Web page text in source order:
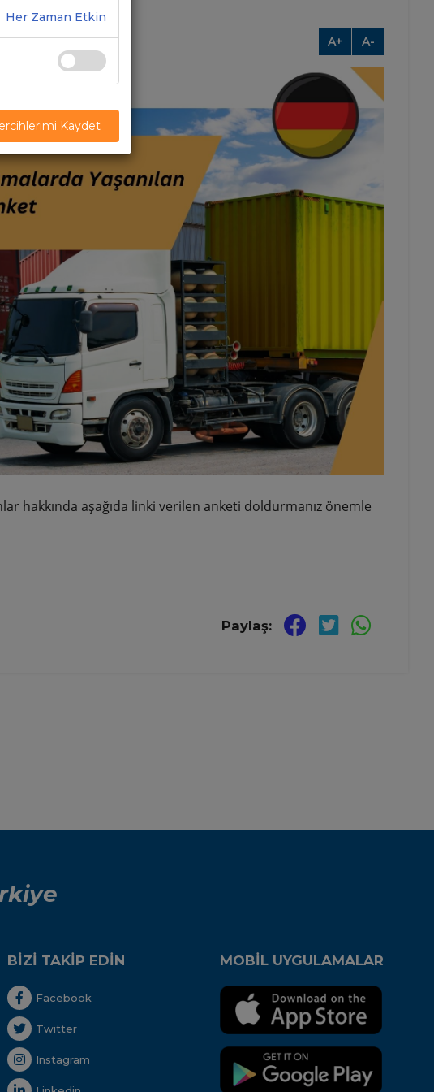
A+ A-
hakkında aşağıda linki verilen anketi doldurmanız önemle
Paylaş:
BİZİ TAKİP EDİN
Facebook
Twitter
Instagram
MOBİL UYGULAMALAR
Her Zaman Etkin
Kaydet